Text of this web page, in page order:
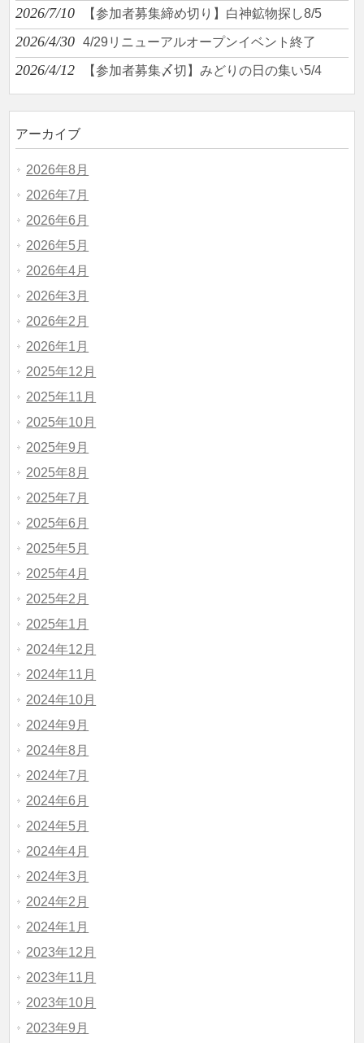
2026/7/10 【参加者募集締め切り】白神鉱物探し8/5
2026/4/30 4/29リニューアルオープンイベント終了
2026/4/12 【参加者募集〆切】みどりの日の集い5/4
アーカイブ
2026年8月
2026年7月
2026年6月
2026年5月
2026年4月
2026年3月
2026年2月
2026年1月
2025年12月
2025年11月
2025年10月
2025年9月
2025年8月
2025年7月
2025年6月
2025年5月
2025年4月
2025年2月
2025年1月
2024年12月
2024年11月
2024年10月
2024年9月
2024年8月
2024年7月
2024年6月
2024年5月
2024年4月
2024年3月
2024年2月
2024年1月
2023年12月
2023年11月
2023年10月
2023年9月